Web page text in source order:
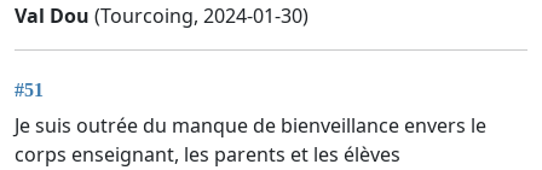
Val Dou (Tourcoing, 2024-01-30)
#51
Je suis outrée du manque de bienveillance envers le
corps enseignant, les parents et les élèves